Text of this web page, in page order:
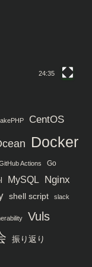
24:35
CentOS
Docker
Actions Go
MySQL Nginx
shell script slack
Vuls
振り返り